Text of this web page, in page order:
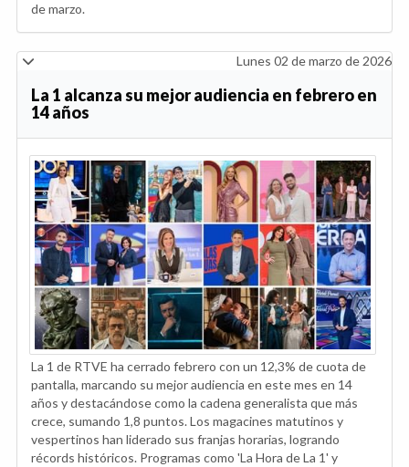
de marzo.
Lunes 02 de marzo de 2026
La 1 alcanza su mejor audiencia en febrero en
14 años
La 1 de RTVE ha cerrado febrero con un 12,3% de cuota de
pantalla, marcando su mejor audiencia en este mes en 14
años y destacándose como la cadena generalista que más
crece, sumando 1,8 puntos. Los magacines matutinos y
vespertinos han liderado sus franjas horarias, logrando
récords históricos. Programas como 'La Hora de La 1' y